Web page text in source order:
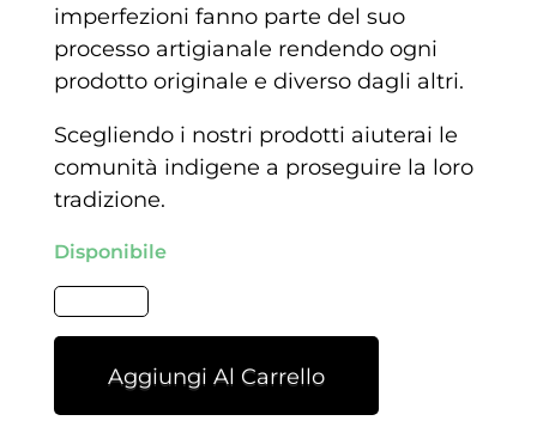
imperfezioni fanno parte del suo
processo artigianale rendendo ogni
prodotto originale e diverso dagli altri.
Scegliendo i nostri prodotti aiuterai le
comunità indigene a proseguire la loro
tradizione.
Disponibile
Aggiungi Al Carrello